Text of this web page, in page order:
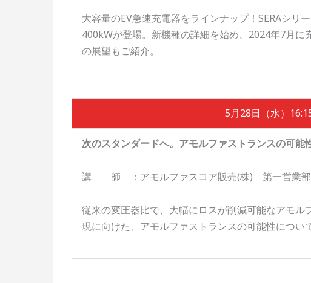
大容量のEV急速充電器をラインナップ！SERAシリ
400kWが登場。新機種の詳細を始め、2024年7月に
の展望もご紹介。
5月28日（水）
次のスタンダードへ。アモルファストランスの可能
講 師 ：アモルファスコア販売(株) 第一営業
従来の変圧器比で、大幅にロスが削減可能なアモ
現に向けた、アモルファストランスの可能性につい